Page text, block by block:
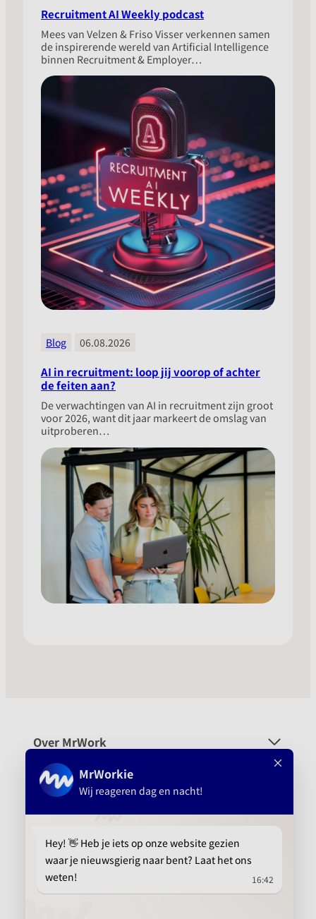
Recruitment AI Weekly podcast
Mees van Velzen & Friso Visser verkennen samen
de inspirerende wereld van Artificial Intelligence
binnen Recruitment & Employer…
Blog 06.08.2026
AI in recruitment: loop jij voorop of achter
de feiten aan?
​De verwachtingen van AI in recruitment zijn groot
voor 2026, want dit jaar markeert de omslag van
uitproberen…
Over MrWork
Voor wie
Platform